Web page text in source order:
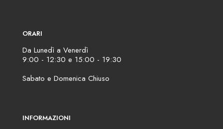
ORARI
Da Lunedì a Venerdì
9:00 - 12:30 e 15:00 - 19:30
Sabato e Domenica Chiuso
INFORMAZIONI